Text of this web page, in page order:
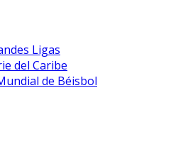
Ligas
del Caribe
de Béisbol